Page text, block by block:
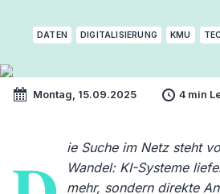
DATEN DIGITALISIERUNG KMU
Montag, 15.09.2025 4 min
ie Suche im Netz steht
Wandel: KI-Systeme
mehr, sondern direkte